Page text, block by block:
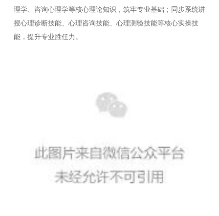
理学、咨询心理学等核心理论知识，筑牢专业基础；同步系统讲
授心理诊断技能、心理咨询技能、心理测验技能等核心实操技
能，提升专业胜任力。